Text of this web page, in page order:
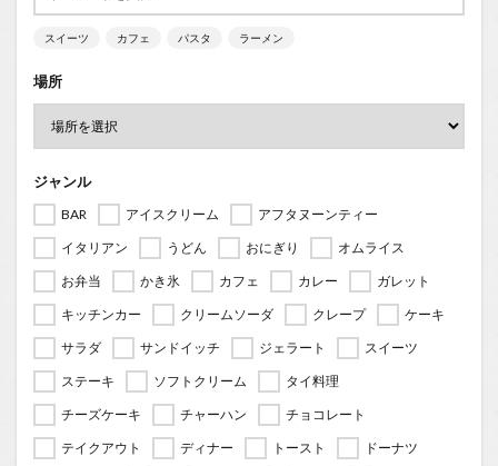
スイーツ カフェ パスタ ラーメン
場所
ジャンル
BAR アイスクリーム
アフタヌーンティー
イタリアン
うどん おにぎり
オムライス
お弁当
かき氷 カフェ カレー
ガレット
キッチンカー
クリームソーダ クレープ
ケーキ
サラダ
サンドイッチ ジェラート
スイーツ
ステーキ
ソフトクリーム
タイ料理
チーズケーキ
チャーハン
チョコレート
テイクアウト
ディナー トースト
ドーナツ